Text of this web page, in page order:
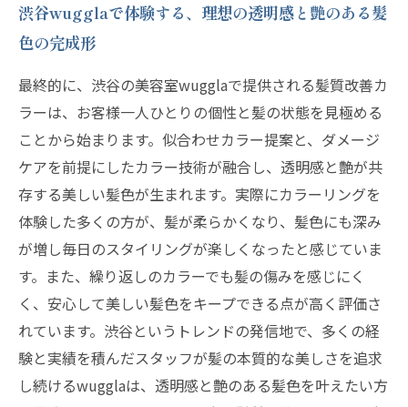
渋谷wugglaで体験する、理想の透明感と艶のある髪
色の完成形
最終的に、渋谷の美容室wugglaで提供される髪質改善カ
ラーは、お客様一人ひとりの個性と髪の状態を見極める
ことから始まります。似合わせカラー提案と、ダメージ
ケアを前提にしたカラー技術が融合し、透明感と艶が共
存する美しい髪色が生まれます。実際にカラーリングを
体験した多くの方が、髪が柔らかくなり、髪色にも深み
が増し毎日のスタイリングが楽しくなったと感じていま
す。また、繰り返しのカラーでも髪の傷みを感じにく
く、安心して美しい髪色をキープできる点が高く評価さ
れています。渋谷というトレンドの発信地で、多くの経
験と実績を積んだスタッフが髪の本質的な美しさを追求
し続けるwugglaは、透明感と艶のある髪色を叶えたい方